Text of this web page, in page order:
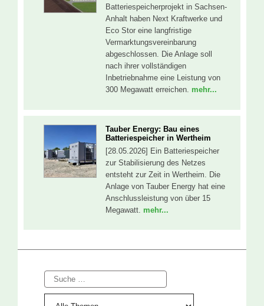
Batteriespeicherprojekt in Sachsen-
Anhalt haben Next Kraftwerke und
Eco Stor eine langfristige
Vermarktungsvereinbarung
abgeschlossen. Die Anlage soll
nach ihrer vollständigen
Inbetriebnahme eine Leistung von
300 Megawatt erreichen. mehr...
Tauber Energy: Bau eines
Batteriespeicher in Wertheim
[28.05.2026] Ein Batteriespeicher
zur Stabilisierung des Netzes
entsteht zur Zeit in Wertheim. Die
Anlage von Tauber Energy hat eine
Anschlussleistung von über 15
Megawatt. mehr...
Suche